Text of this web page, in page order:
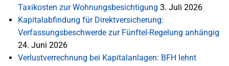
Taxikosten zur Wohnungsbesichtigung 3. Juli 2026
Kapitalabfindung für Direktversicherung:
Verfassungsbeschwerde zur Fünftel-Regelung anhängig
24. Juni 2026
Verlustverrechnung bei Kapitalanlagen: BFH lehnt